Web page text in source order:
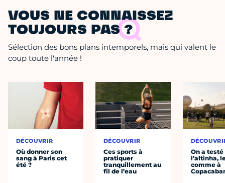
VOUS NE CONNAISSEZ
TOUJOURS PAS ?
Sélection des bons plans intemporels, mais qui valent le
coup toute l'année !
DÉCOUVRIR
Où donner son
sang à Paris cet
été ?
DÉCOUVRIR
Ces sports à
pratiquer
tranquillement au
fil de l’eau
On a testé
l’altinha,
comme à